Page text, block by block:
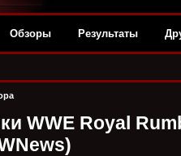
Обзоры Результаты
WWE Royal